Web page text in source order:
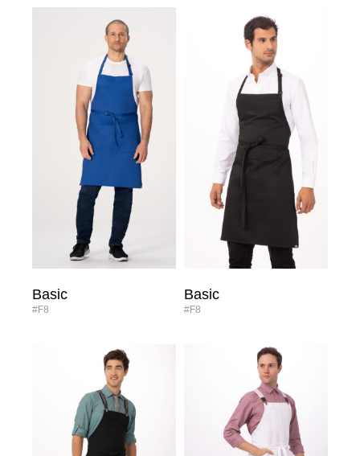
Basic
#F8
Basic
#F8